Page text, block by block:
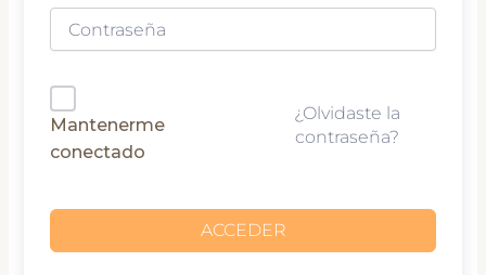
Mantenerme
conectado
¿Olvidaste la
contraseña?
ACCEDER